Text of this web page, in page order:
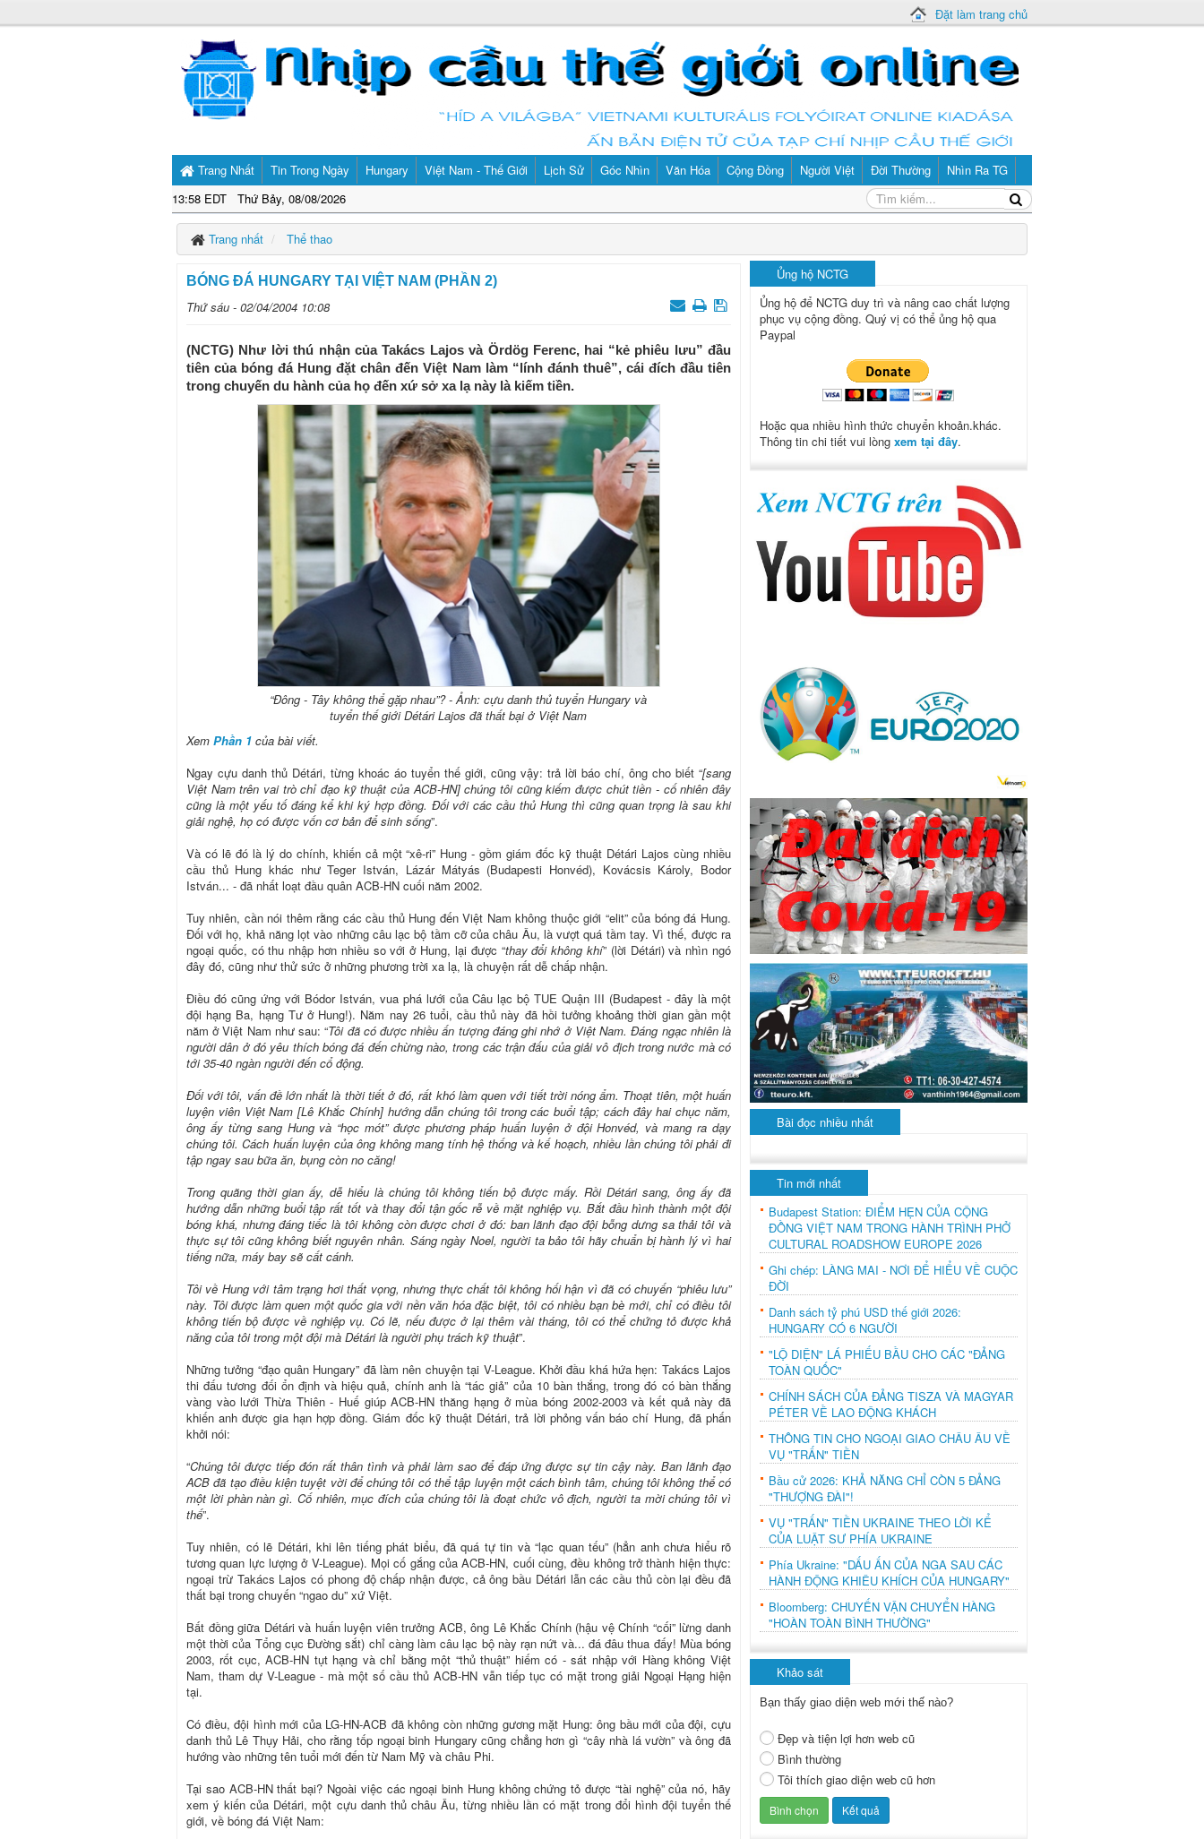
Đặt làm trang chủ
Trang Nhất
13:58 EDT Thứ Bảy, 08/08/2026
Tin Trong Ngày Hungary Việt Nam - Thế Giới Lịch Sử Góc Nhìn Văn Hóa Cộng Đồng Người Việt Đời Thường Nhìn Ra TG
Trang nhất Thể thao
BÓNG ĐÁ HUNGARY TẠI VIỆT NAM (PHẦN 2)
Thứ sáu - 02/04/2004 10:08
(NCTG) Như lời thú nhận của Takács Lajos và Ördög Ferenc, hai “kẻ phiêu lưu” đầu
tiên của bóng đá Hung đặt chân đến Việt Nam làm “lính đánh thuê”, cái đích đầu tiên
trong chuyến du hành của họ đến xứ sở xa lạ này là kiếm tiền.
“Đông - Tây không thể gặp nhau”? - Ảnh: cựu danh thủ tuyển Hungary và
tuyển thế giới Détári Lajos đã thất bại ở Việt Nam
Xem Phần 1 của bài viết.
Ngay cựu danh thủ Détári, từng khoác áo tuyển thế giới, cũng vậy: trả lời báo chí, ông cho biết “[sang
Việt Nam trên vai trò chỉ đạo kỹ thuật của ACB-HN] chúng tôi cũng kiếm được chút tiền - cố nhiên đây
cũng là một yếu tố đáng kể khi ký hợp đồng. Đối với các cầu thủ Hung thì cũng quan trọng là sau khi
giải nghệ, họ có được vốn cơ bản để sinh sống”.
Và có lẽ đó là lý do chính, khiến cả một “xê-ri” Hung - gồm giám đốc kỹ thuật Détári Lajos cùng nhiều
cầu thủ Hung khác như Teger István, Lázár Mátyás (Budapesti Honvéd), Kovácsis Károly, Bodor
István... - đã nhất loạt đầu quân ACB-HN cuối năm 2002.
Tuy nhiên, cần nói thêm rằng các cầu thủ Hung đến Việt Nam không thuộc giới “elit” của bóng đá Hung.
Đối với họ, khả năng lọt vào những câu lạc bộ tầm cỡ của châu Âu, là vượt quá tầm tay. Vì thế, được ra
ngoại quốc, có thu nhập hơn nhiều so với ở Hung, lại được “thay đổi không khí” (lời Détári) và nhìn ngó
đây đó, cũng như thử sức ở những phương trời xa lạ, là chuyện rất dễ chấp nhận.
Điều đó cũng ứng với Bódor István, vua phá lưới của Câu lạc bộ TUE Quận III (Budapest - đây là một
đội hạng Ba, hạng Tư ở Hung!). Năm nay 26 tuổi, cầu thủ này đã hồi tưởng khoảng thời gian gần một
năm ở Việt Nam như sau: “Tôi đã có được nhiều ấn tượng đáng ghi nhớ ở Việt Nam. Đáng ngạc nhiên là
người dân ở đó yêu thích bóng đá đến chừng nào, trong các trận đấu của giải vô địch trong nước mà có
tới 35-40 ngàn người đến cổ động.
Đối với tôi, vấn đề lớn nhất là thời tiết ở đó, rất khó làm quen với tiết trời nóng ẩm. Thoạt tiên, một huấn
luyện viên Việt Nam [Lê Khắc Chính] hướng dẫn chúng tôi trong các buổi tập; cách đây hai chục năm,
ông ấy từng sang Hung và “học mót” được phương pháp huấn luyện ở đội Honvéd, và mang ra dạy
chúng tôi. Cách huấn luyện của ông không mang tính hệ thống và kế hoạch, nhiều lần chúng tôi phải đi
tập ngay sau bữa ăn, bụng còn no căng!
Trong quãng thời gian ấy, dễ hiểu là chúng tôi không tiến bộ được mấy. Rồi Détári sang, ông ấy đã
hướng dẫn những buổi tập rất tốt và thay đổi tận gốc rễ về mặt nghiệp vụ. Bắt đầu hình thành một đội
bóng khá, nhưng đáng tiếc là tôi không còn được chơi ở đó: ban lãnh đạo đội bỗng dưng sa thải tôi và
thực sự tôi cũng không biết nguyên nhân. Sáng ngày Noel, người ta bảo tôi hãy chuẩn bị hành lý vì hai
tiếng nữa, máy bay sẽ cất cánh.
Tôi về Hung với tâm trạng hơi thất vọng, nhưng thực chất tôi không hối hận vì đã có chuyến “phiêu lưu”
này. Tôi được làm quen một quốc gia với nền văn hóa đặc biệt, tôi có nhiều bạn bè mới, chỉ có điều tôi
không tiến bộ được về nghiệp vụ. Có lẽ, nếu được ở lại thêm vài tháng, tôi có thể chứng tỏ được khả
năng của tôi trong một đội mà Détári là người phụ trách kỹ thuật”.
Những tưởng “đạo quân Hungary” đã làm nên chuyện tại V-League. Khởi đầu khá hứa hẹn: Takács Lajos
thi đấu tương đối ổn định và hiệu quả, chính anh là “tác giả” của 10 bàn thắng, trong đó có bàn thắng
vàng vào lưới Thừa Thiên - Huế giúp ACB-HN thăng hạng ở mùa bóng 2002-2003 và kết quả này đã
khiến anh được gia hạn hợp đồng. Giám đốc kỹ thuật Détári, trả lời phỏng vấn báo chí Hung, đã phấn
khởi nói:
“Chúng tôi được tiếp đón rất thân tình và phải làm sao để đáp ứng được sự tin cậy này. Ban lãnh đạo
ACB đã tạo điều kiện tuyệt vời để chúng tôi có thể tập luyện một cách bình tâm, chúng tôi không thể có
một lời phàn nàn gì. Cố nhiên, mục đích của chúng tôi là đoạt chức vô địch, người ta mời chúng tôi vì
thế”.
Tuy nhiên, có lẽ Détári, khi lên tiếng phát biểu, đã quá tự tin và “lạc quan tếu” (hẳn anh chưa hiểu rõ
tương quan lực lượng ở V-League). Mọi cố gắng của ACB-HN, cuối cùng, đều không trở thành hiện thực:
ngoại trừ Takács Lajos có phong độ chấp nhận được, cả ông bầu Détári lẫn các cầu thủ còn lại đều đã
thất bại trong chuyến “ngao du” xứ Việt.
Bất đồng giữa Détári và huấn luyện viên trưởng ACB, ông Lê Khắc Chính (hậu vệ Chính “cối” lừng danh
một thời của Tổng cục Đường sắt) chỉ càng làm câu lạc bộ này rạn nứt và... đá đâu thua đấy! Mùa bóng
2003, rốt cục, ACB-HN tụt hạng và chỉ bằng một “thủ thuật” hiếm có - sát nhập với Hàng không Việt
Nam, tham dự V-League - mà một số cầu thủ ACB-HN vẫn tiếp tục có mặt trong giải Ngoại Hạng hiện
tại.
Có điều, đội hình mới của LG-HN-ACB đã không còn những gương mặt Hung: ông bầu mới của đội, cựu
danh thủ Lê Thụy Hải, cho rằng tốp ngoại binh Hungary cũng chẳng hơn gì “cây nhà lá vườn” và ông đã
hướng vào những tên tuổi mới đến từ Nam Mỹ và châu Phi.
Tại sao ACB-HN thất bại? Ngoài việc các ngoại binh Hung không chứng tỏ được “tài nghệ” của nó, hãy
xem ý kiến của Détári, một cựu danh thủ châu Âu, từng nhiều lần có mặt trong đổi hình đội tuyển thế
giới, về bóng đá Việt Nam:
Ủng hộ NCTG
Ủng hộ để NCTG duy trì và nâng cao chất lượng
phục vụ cộng đồng. Quý vị có thể ủng hộ qua
Paypal
Hoặc qua nhiều hình thức chuyển khoản.khác.
Thông tin chi tiết vui lòng xem tại đây.
Bài đọc nhiều nhất
Tin mới nhất
Budapest Station: ĐIỂM HẸN CỦA CỘNG
ĐỒNG VIỆT NAM TRONG HÀNH TRÌNH PHỞ
CULTURAL ROADSHOW EUROPE 2026
Ghi chép: LÀNG MAI - NƠI ĐỂ HIỂU VỀ CUỘC
ĐỜI
Danh sách tỷ phú USD thế giới 2026:
HUNGARY CÓ 6 NGƯỜI
"LỘ DIỆN" LÁ PHIẾU BẦU CHO CÁC "ĐẢNG
TOÀN QUỐC"
CHÍNH SÁCH CỦA ĐẢNG TISZA VÀ MAGYAR
PÉTER VỀ LAO ĐỘNG KHÁCH
THÔNG TIN CHO NGOẠI GIAO CHÂU ÂU VỀ
VỤ "TRẤN" TIỀN
Bầu cử 2026: KHẢ NĂNG CHỈ CÒN 5 ĐẢNG
"THƯỢNG ĐÀI"!
VỤ "TRẤN" TIỀN UKRAINE THEO LỜI KỂ
CỦA LUẬT SƯ PHÍA UKRAINE
Phía Ukraine: "DẤU ẤN CỦA NGA SAU CÁC
HÀNH ĐỘNG KHIÊU KHÍCH CỦA HUNGARY"
Bloomberg: CHUYẾN VẬN CHUYỂN HÀNG
"HOÀN TOÀN BÌNH THƯỜNG"
Khảo sát
Bạn thấy giao diện web mới thế nào?
Đẹp và tiện lợi hơn web cũ
Bình thường
Tôi thích giao diện web cũ hơn